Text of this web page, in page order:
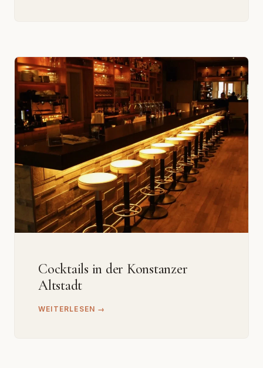
Cocktails in der Konstanzer
Altstadt
WEITERLESEN →